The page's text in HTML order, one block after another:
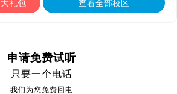
申请免费试听
只要一个电话
我们为您免费回电